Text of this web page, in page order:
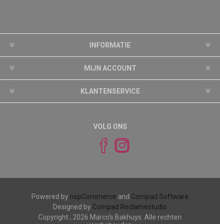
INFORMATIE
MIJN ACCOUNT
KLANTENSERVICE
VOLG ONS
Powered by nopCommerce and Compad Software
Designed by Compad Reclamestudio
Copyright ; 2026 Marco's Bakhuys. Alle rechten